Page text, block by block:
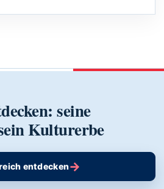
seine
Kulturerbe
entdecken→